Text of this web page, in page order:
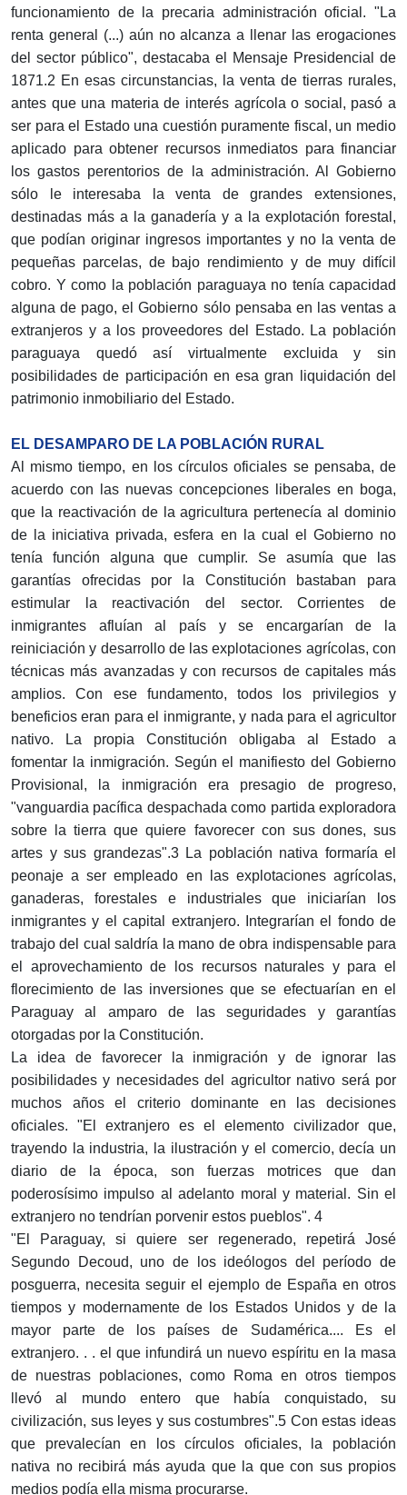
funcionamiento de la precaria administración oficial. "La
renta general (...) aún no alcanza a llenar las erogaciones
del sector público", destacaba el Mensaje Presidencial de
1871.2 En esas circunstancias, la venta de tierras rurales,
antes que una materia de interés agrícola o social, pasó a
ser para el Estado una cuestión puramente fiscal, un medio
aplicado para obtener recursos inmediatos para financiar
los gastos perentorios de la administración. Al Gobierno
sólo le interesaba la venta de grandes extensiones,
destinadas más a la ganadería y a la explotación forestal,
que podían originar ingresos importantes y no la venta de
pequeñas parcelas, de bajo rendimiento y de muy difícil
cobro. Y como la población paraguaya no tenía capacidad
alguna de pago, el Gobierno sólo pensaba en las ventas a
extranjeros y a los proveedores del Estado. La población
paraguaya quedó así virtualmente excluida y sin
posibilidades de participación en esa gran liquidación del
patrimonio inmobiliario del Estado.
EL DESAMPARO DE LA POBLACIÓN RURAL
Al mismo tiempo, en los círculos oficiales se pensaba, de
acuerdo con las nuevas concepciones liberales en boga,
que la reactivación de la agricultura pertenecía al dominio
de la iniciativa privada, esfera en la cual el Gobierno no
tenía función alguna que cumplir. Se asumía que las
garantías ofrecidas por la Constitución bastaban para
estimular la reactivación del sector. Corrientes de
inmigrantes afluían al país y se encargarían de la
reiniciación y desarrollo de las explotaciones agrícolas, con
técnicas más avanzadas y con recursos de capitales más
amplios. Con ese fundamento, todos los privilegios y
beneficios eran para el inmigrante, y nada para el agricultor
nativo. La propia Constitución obligaba al Estado a
fomentar la inmigración. Según el manifiesto del Gobierno
Provisional, la inmigración era presagio de progreso,
"vanguardia pacífica despachada como partida exploradora
sobre la tierra que quiere favorecer con sus dones, sus
artes y sus grandezas".3 La población nativa formaría el
peonaje a ser empleado en las explotaciones agrícolas,
ganaderas, forestales e industriales que iniciarían los
inmigrantes y el capital extranjero. Integrarían el fondo de
trabajo del cual saldría la mano de obra indispensable para
el aprovechamiento de los recursos naturales y para el
florecimiento de las inversiones que se efectuarían en el
Paraguay al amparo de las seguridades y garantías
otorgadas por la Constitución.
La idea de favorecer la inmigración y de ignorar las
posibilidades y necesidades del agricultor nativo será por
muchos años el criterio dominante en las decisiones
oficiales. "El extranjero es el elemento civilizador que,
trayendo la industria, la ilustración y el comercio, decía un
diario de la época, son fuerzas motrices que dan
poderosísimo impulso al adelanto moral y material. Sin el
extranjero no tendrían porvenir estos pueblos". 4
"El Paraguay, si quiere ser regenerado, repetirá José
Segundo Decoud, uno de los ideólogos del período de
posguerra, necesita seguir el ejemplo de España en otros
tiempos y modernamente de los Estados Unidos y de la
mayor parte de los países de Sudamérica.... Es el
extranjero. . . el que infundirá un nuevo espíritu en la masa
de nuestras poblaciones, como Roma en otros tiempos
llevó al mundo entero que había conquistado, su
civilización, sus leyes y sus costumbres".5 Con estas ideas
que prevalecían en los círculos oficiales, la población
nativa no recibirá más ayuda que la que con sus propios
medios podía ella misma procurarse.